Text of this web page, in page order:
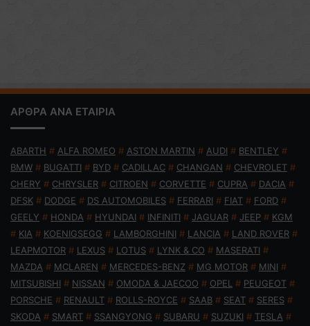
ΑΡΘΡΑ ΑΝΑ ΕΤΑΙΡΙΑ
ABARTH # ALFA ROMEO # ASTON MARTIN # AUDI # BENTLEY #
BMW # BUGATTI # BYD # CADILLAC # CHANGAN # CHEVROLET #
CHERY # CHRYSLER # CITROEN # CORVETTE # CUPRA # DACIA #
DFSK # DODGE # DS AUTOMOBILES # FERRARI # FIAT # FORD #
GEELY # HONDA # HYUNDAI # INFINITI # JAGUAR # JEEP # KGM
# KIA # KOENIGSEGG # LAMBORGHINI # LANCIA # LAND ROVER #
LEAPMOTOR # LEXUS # LOTUS # LYNK & CO # MASERATI #
MAZDA # MCLAREN # MERCEDES-BENZ # MG MOTOR # MINI #
MITSUBISHI # NISSAN # OMODA & JAECOO # OPEL # PEUGEOT #
PORSCHE # RENAULT # ROLLS-ROYCE # SAAB # SEAT # SERES #
SKODA # SMART # SSANGYONG # SUBARU # SUZUKI # TESLA #